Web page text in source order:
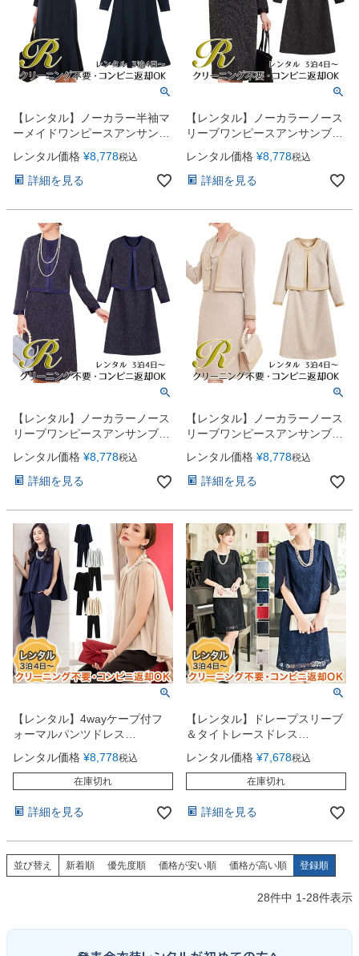
【レンタル】ノーカラー半袖マ
ーメイドワンピースアンサンブ
ルスーツ（YP150）ネイビー
レンタル価格 ¥8,778税込
詳細を見る
【レンタル】ノーカラーノース
リーブワンピースアンサンブル
スーツ（YP159）ブラック
レンタル価格 ¥8,778税込
詳細を見る
【レンタル】ノーカラーノース
リーブワンピースアンサンブル
スーツ（YP159）ネイビー
レンタル価格 ¥8,778税込
詳細を見る
【レンタル】ノーカラーノース
リーブワンピースアンサンブル
スーツ（YP159）ベージュ
レンタル価格 ¥8,778税込
詳細を見る
【レンタル】4wayケープ付フ
ォーマルパンツドレス
レンタル価格 ¥8,778税込
在庫切れ
詳細を見る
【レンタル】ドレープスリーブ
＆タイトレースドレス
レンタル価格 ¥7,678税込
在庫切れ
詳細を見る
並び替え 新着順 優先度順 価格が安い順 価格が高い順 登録順
28件中 1-28件表示